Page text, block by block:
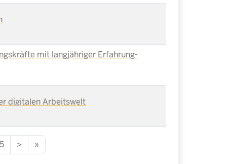
mit langjähriger Erfahrung-
digitalen Arbeitswelt
> »